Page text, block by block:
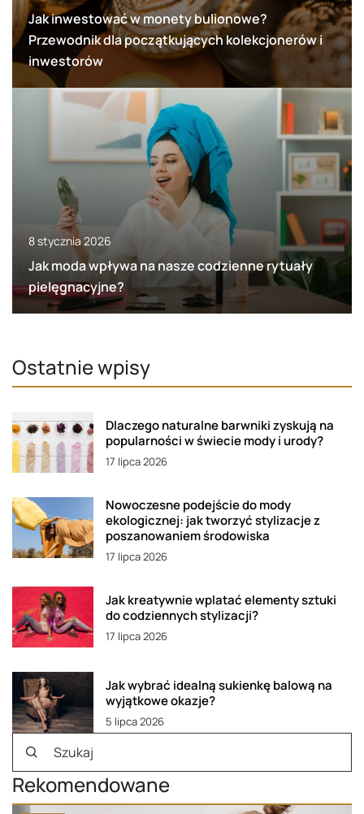
Jak inwestować w monety bulionowe?
Przewodnik dla początkujących kolekcjonerów i
inwestorów
8 stycznia 2026
Jak moda wpływa na nasze codzienne rytuały
pielęgnacyjne?
Ostatnie wpisy
Dlaczego naturalne barwniki zyskują na
popularności w świecie mody i urody?
17 lipca 2026
Nowoczesne podejście do mody
ekologicznej: jak tworzyć stylizacje z
poszanowaniem środowiska
17 lipca 2026
Jak kreatywnie wplatać elementy sztuki
do codziennych stylizacji?
17 lipca 2026
Jak wybrać idealną sukienkę balową na
wyjątkowe okazje?
5 lipca 2026
Rekomendowane